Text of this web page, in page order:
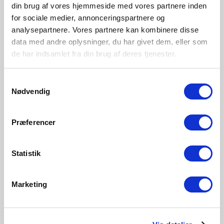
din brug af vores hjemmeside med vores partnere inden
for sociale medier, annonceringspartnere og
analysepartnere. Vores partnere kan kombinere disse
data med andre oplysninger, du har givet dem, eller som
de har indsamlet fra din brug af deres tjenester.
Nødvendig
Præferencer
Statistik
Marketing